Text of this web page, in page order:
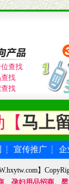
保证经销产品
风险。
启动和拉动市
充分了解来自
后勤配送物。
品类，为中国
关负责人取得联
司有关制度以及
查找
找
找
马上
┆ 宣传推广 ┆ 企
】
、 孕妇用品招商、